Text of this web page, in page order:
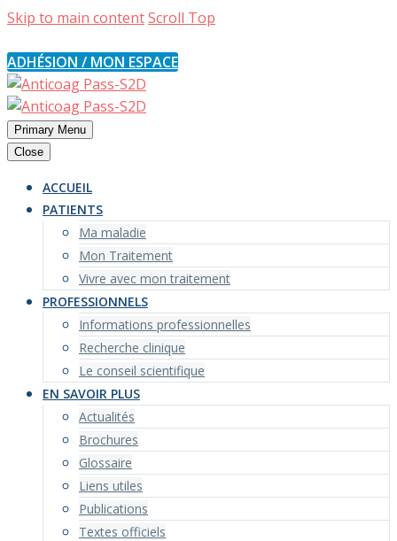
Skip to main contentScroll Top
ADHÉSION / MON ESPACE
Primary Menu
Close
ACCUEIL
PATIENTS
Ma maladie
Mon Traitement
Vivre avec mon traitement
PROFESSIONNELS
Informations professionnelles
Recherche clinique
Le conseil scientifique
EN SAVOIR PLUS
Actualités
Brochures
Glossaire
Liens utiles
Publications
Textes officiels